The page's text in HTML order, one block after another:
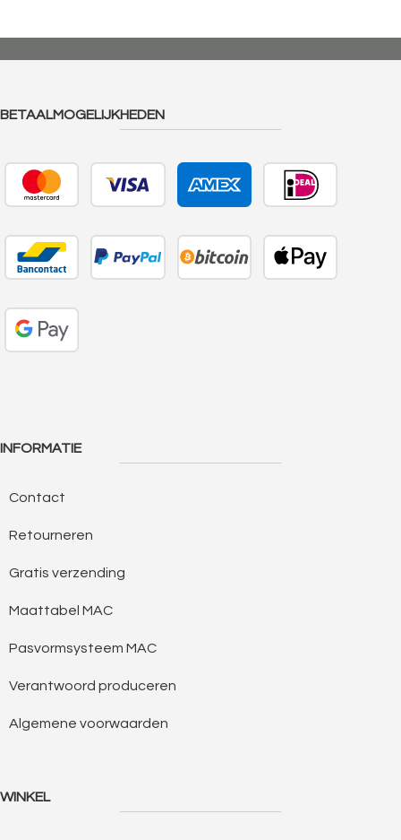
BETAALMOGELIJKHEDEN
INFORMATIE
Contact
Retourneren
Gratis verzending
Maattabel MAC
Pasvormsysteem MAC
Verantwoord produceren
Algemene voorwaarden
WINKEL